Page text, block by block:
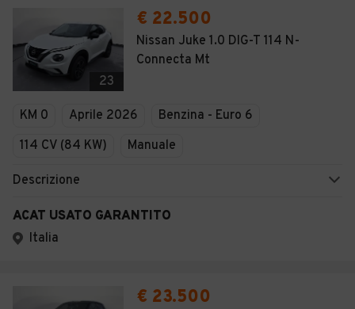
23
€ 22.500
Nissan Juke 1.0 DIG-T 114 N-
Connecta Mt
KM 0 Aprile 2026
Benzina - Euro 6
114 CV (84 KW)
Manuale
Descrizione
ACAT USATO GARANTITO
Italia
€ 23.500